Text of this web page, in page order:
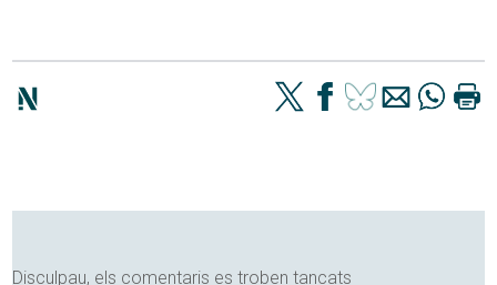
Disculpau, els comentaris es troben tancats